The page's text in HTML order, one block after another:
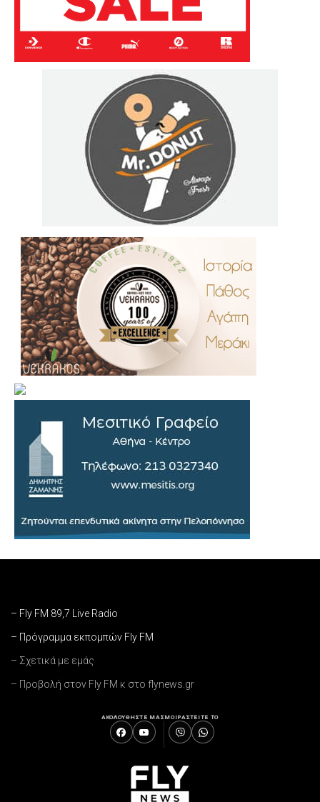
– Fly FM 89,7 Live Radio
– Πρόγραμμα εκπομπών Fly FM
– Σχετικά με εμάς
– Προβολή στον Fly FM κ στο flynews.gr
ΑΚΟΛΟΥΘΗΣΤΕ ΜΑΣΜΟΙΡΑΣΤΕΙΤΕ ΤΟ